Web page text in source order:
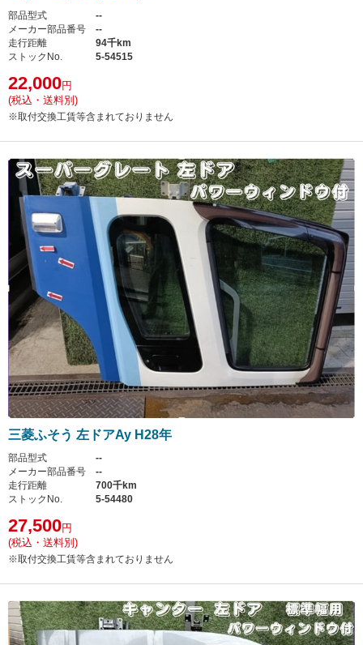
部品型式
--
メーカー部品番号
--
走行距離
94千km
ストックNo.
5-54515
22,000円
(税込・送料別)
※取付交換工賃等含まれておりません
三菱ふそう 左ドアAy H28年
部品型式
--
メーカー部品番号
--
走行距離
700千km
ストックNo.
5-54480
27,500円
(税込・送料別)
※取付交換工賃等含まれておりません